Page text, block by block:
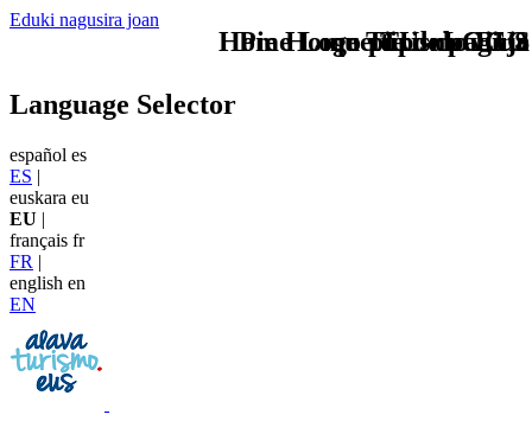
Eduki nagusira joan
TU - LOGO
Language Selector
español es
ES |
euskara eu
EU |
français fr
FR |
english en
EN
que tipo de viaje
Home Logo pie de página
Pie Home Turismo EUS